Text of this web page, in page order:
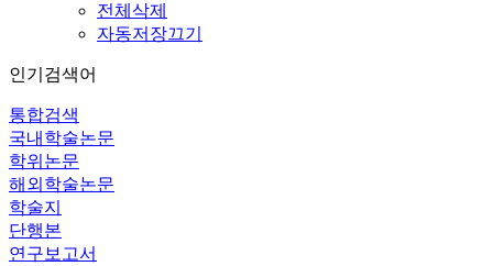
전체삭제
자동저장끄기
인기검색어
통합검색
국내학술논문
학위논문
해외학술논문
학술지
단행본
연구보고서